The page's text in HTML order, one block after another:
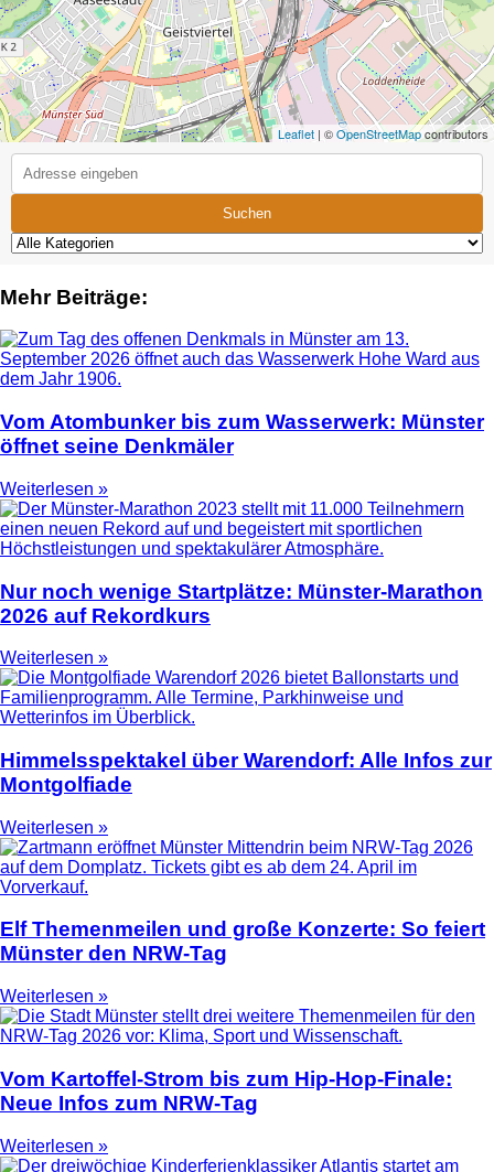
Leaflet | ©OpenStreetMapcontributors
Suchen
Mehr Beiträge:
Vom Atombunker bis zum Wasserwerk: Münster
öffnet seine Denkmäler
Weiterlesen »
Nur noch wenige Startplätze: Münster-Marathon
2026 auf Rekordkurs
Weiterlesen »
Himmelsspektakel über Warendorf: Alle Infos zur
Montgolfiade
Weiterlesen »
Elf Themenmeilen und große Konzerte: So feiert
Münster den NRW-Tag
Weiterlesen »
Vom Kartoffel-Strom bis zum Hip-Hop-Finale:
Neue Infos zum NRW-Tag
Weiterlesen »